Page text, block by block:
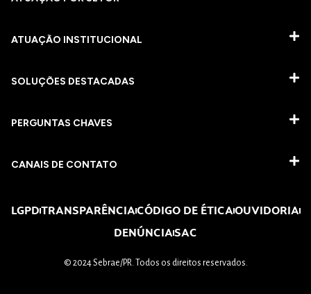
ATUAÇÃO INSTITUCIONAL
SOLUÇÕES DESTACADAS
PERGUNTAS CHAVES​
CANAIS DE CONTATO
LGPDTRANSPARÊNCIACÓDIGO DE ÉTICAOUVIDORIA
DENÚNCIASAC
© 2024 Sebrae/PR. Todos os direitos reservados.